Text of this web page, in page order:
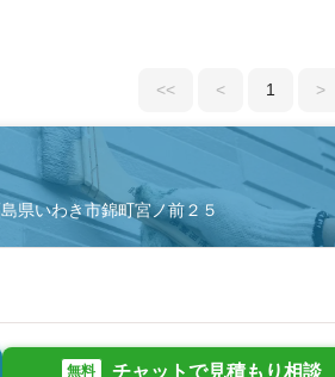
<< < 1 >
県いわき市錦町宮ノ前２５
無料 チャットで見積もり相談